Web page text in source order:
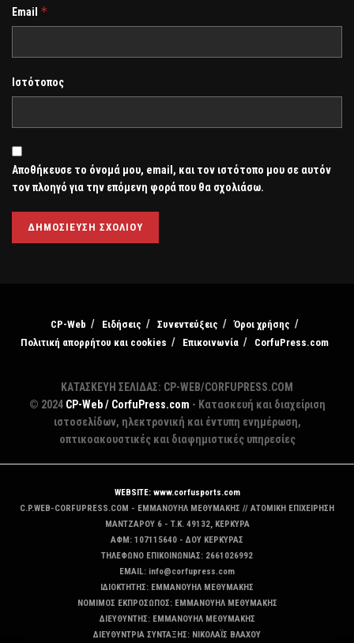
Email *
Ιστότοπος
Αποθήκευσε το όνομά μου, email, και τον ιστότοπο μου σε αυτόν
τον πλοηγό για την επόμενη φορά που θα σχολιάσω.
CP-Web Ειδήσεις Συνεντεύξεις
Όροι χρήσης
Πολιτική απορρήτου και cookies
Επικοινωνία CorfuPress.com
ΚΑΤΑΣΚΕΥΗ ΣΕΛΙΔΑΣ: CP-WEB/CORFUPRESS.COM
© 2024 CP-Web / CorfuPress.com - Κατασκευή και διαχείριση
ιστοσελίδων, ηλεκτρονική και έντυπη ενημέρωση,
οπτικοακουστικές και διαφημιστικές υπηρεσίες
WEBSITE: www.corfusports.com
C.P.WEB-CORFUPRESS.COM - ΕΜΜΑΝΟΥΗΛ ΜΕΘΥΜΑΚΗΣ // ΑΤΟΜΙΚΗ ΕΠΙΧΕΙΡΗΣΗ
MANTZAΡΟΥ 6 - T.K. 49132, ΚΕΡΚΥΡΑ
ΑΦΜ: 107115640 - ΔΟΥ ΚΕΡΚΥΡΑΣ
ΤΗΛΕΦΩΝΟ ΕΠΙΚΟΙΝΩΝΙΑΣ: 2661026992
EMAIL: info@corfupress.com
ΙΔΙΟΚΤΗΤΗΣ: EMMANOYΗΛ ΜΕΘΥΜΑΚΗΣ
ΝΟΜΙΜΟΣ ΕΚΠΡΟΣΩΠΟΣ: EMMANOYΗΛ ΜΕΘΥΜΑΚΗΣ
ΔΙΕΥΘΥΝΤΗΣ: EMMANOYΗΛ ΜΕΘΥΜΑΚΗΣ
ΔΙΕΥΘΥΝΤΡΙΑ ΣΥΝΤΑΞΗΣ: ΝΙΚΟΛΑΪΣ ΒΛΑΧΟΥ